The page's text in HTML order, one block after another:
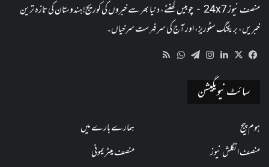
منصف نیوز 24x7 - چوبیس گھنٹے، دنیا بھر سے خبروں کی کوریج! ہندوستان کی تازہ ترین
خبریں، بریکنگ سٹوریز، اور آج کی سرفہرست سرخیاں۔
Facebook
X
LinkedIn
Instagram
Telegram
WhatsApp
سائٹ نیویگیشن
ہوم پیج
ہمارے بارے میں
منصف انگلش نیوز
منصف میٹریمونی